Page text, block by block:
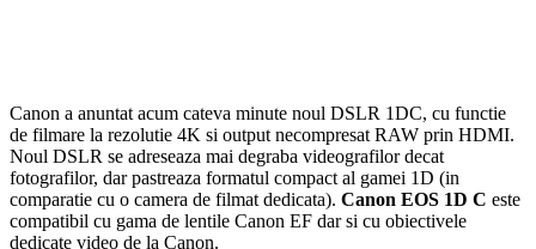
Canon a anuntat acum cateva minute noul DSLR 1DC, cu functie
de filmare la rezolutie 4K si output necompresat RAW prin HDMI.
Noul DSLR se adreseaza mai degraba videografilor decat
fotografilor, dar pastreaza formatul compact al gamei 1D (in
comparatie cu o camera de filmat dedicata). Canon EOS 1D C este
compatibil cu gama de lentile Canon EF dar si cu obiectivele
dedicate video de la Canon.